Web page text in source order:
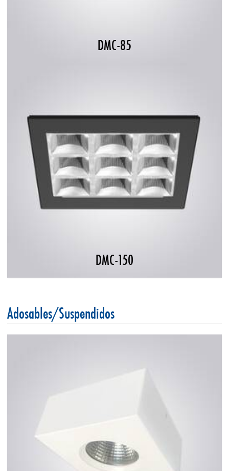
DMC-85
DMC-150
Adosables/Suspendidos